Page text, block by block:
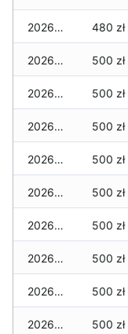
2026-04-01 480 zł
2026-03-31 500 zł
2026-03-30 500 zł
2026-03-29 500 zł
2026-03-28 500 zł
2026-03-27 500 zł
2026-03-26 500 zł
2026-03-25 500 zł
2026-03-24 500 zł
2026-03-23 500 zł